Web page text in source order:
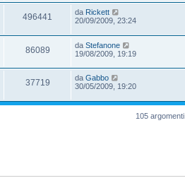
496441 da Rickett
20/09/2009, 23:24
86089 da Stefanone
19/08/2009, 19:19
37719 da Gabbo
30/05/2009, 19:20
105 argomenti